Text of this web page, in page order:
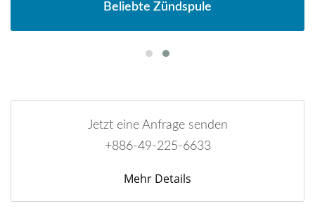
Beliebte Zündspule
Jetzt eine Anfrage senden
+886-49-225-6633
Mehr Details